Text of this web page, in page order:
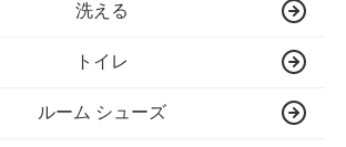
洗える
トイレ
ルーム シューズ